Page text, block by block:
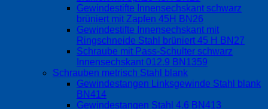
Gewindestifte Innensechskant schwarz
brüniert mit Zapfen 45H BN26
Gewindestifte Innensechskant mit
Ringschneide Stahl brüniert 45 H BN27
Schraube mit Pass-Schulter schwarz
Innensechskant 012.9 BN1359
Schrauben metrisch Stahl blank
Gewindestangen Linksgewinde Stahl blank
BN414
Gewindestangen Stahl 4.6 BN413